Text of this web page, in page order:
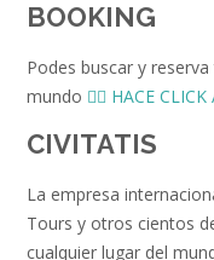
BOOKING
Podes buscar y
mundo 👉🏻 HACE CLICK
CIVITATIS
La empresa
Tours y otros cientos
cualquier lugar del